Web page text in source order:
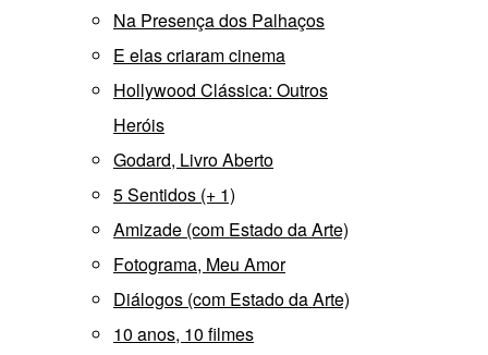
Na Presença dos Palhaços
E elas criaram cinema
Hollywood Clássica: Outros
Heróis
Godard, Livro Aberto
5 Sentidos (+ 1)
Amizade (com Estado da Arte)
Fotograma, Meu Amor
Diálogos (com Estado da Arte)
10 anos, 10 filmes